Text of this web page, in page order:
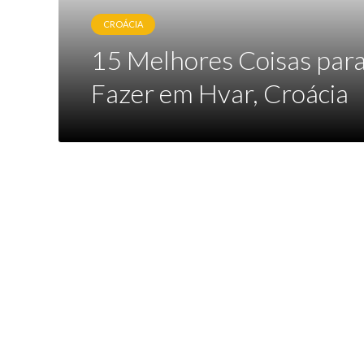
CROÁCIA
15 Melhores Coisas
Fazer em Hvar, Croácia